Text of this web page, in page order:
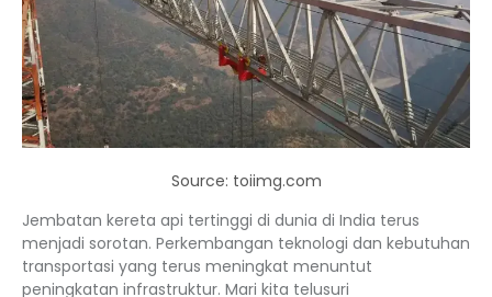
Source: toiimg.com
Jembatan kereta api tertinggi di dunia di India terus
menjadi sorotan. Perkembangan teknologi dan kebutuhan
transportasi yang terus meningkat menuntut
peningkatan infrastruktur. Mari kita telusuri